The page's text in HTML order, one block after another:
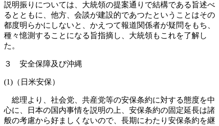
説明振りについては、大統領の提案通りで結構である旨述べ
るとともに、他方、会談が建設的であつたということはその
都度明らかにしないと、かえつて報道関係者が疑問をもち、
種々憶測することになる旨指摘し、大統領もこれを了解し
た。
３ 安全保障及び沖縄
(1)（日米安保）
総理より、社会党、共産党等の安保条約に対する態度を中
心に、日本の国内事情を説明の上、安保条約の固定延長は諸
般の考慮から好ましくないので、長期にわたり安保条約を継